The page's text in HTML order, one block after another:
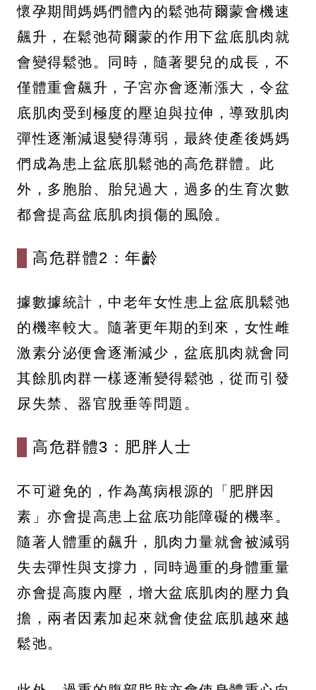
懷孕期間媽媽們體內的鬆弛荷爾蒙會機速
飆升，在鬆弛荷爾蒙的作用下盆底肌肉就
會變得鬆弛。同時，隨著嬰兒的成長，不
僅體重會飆升，子宮亦會逐漸漲大，令盆
底肌肉受到極度的壓迫與拉伸，導致肌肉
彈性逐漸減退變得薄弱，最終使產後媽媽
們成為患上盆底肌鬆弛的高危群體。此
外，多胞胎、胎兒過大，過多的生育次數
都會提高盆底肌肉損傷的風險。
高危群體2：年齡
據數據統計，中老年女性患上盆底肌鬆弛
的機率較大。隨著更年期的到來，女性雌
激素分泌便會逐漸減少，盆底肌肉就會同
其餘肌肉群一樣逐漸變得鬆弛，從而引發
尿失禁、器官脫垂等問題。
高危群體3：肥胖人士
不可避免的，作為萬病根源的「肥胖因
素」亦會提高患上盆底功能障礙的機率。
隨著人體重的飆升，肌肉力量就會被減弱
失去彈性與支撐力，同時過重的身體重量
亦會提高腹內壓，增大盆底肌肉的壓力負
擔，兩者因素加起來就會使盆底肌越來越
鬆弛。